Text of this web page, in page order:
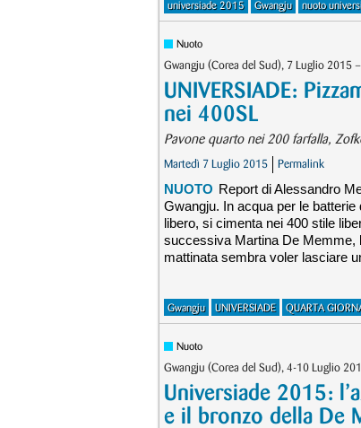
universiade 2015 Gwangju nuoto
Nuoto
Gwangju (Corea del Sud), 7 Luglio 2015
UNIVERSIADE:
nei 400SL
Pavone quarto nei 200 farfalla,
Martedì 7 Luglio 2015 Permalink
NUOTO Report di Alessandro
Gwangju. In acqua per le
libero, si cimenta nei 400 stile
successiva Martina De Memme,
mattinata sembra voler lasciare
Gwangju UNIVERSIADE QUARTA
Nuoto
Gwangju (Corea del Sud), 4-10 Luglio
Universiade 2015:
e il bronzo della De